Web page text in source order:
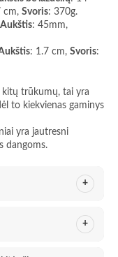
cm, Svoris: 370g.
Aukštis: 45mm,
: 1.7 cm, Svoris:
trūkumų, tai yra
to kiekvienas gaminys
yra jautresni
dangoms.